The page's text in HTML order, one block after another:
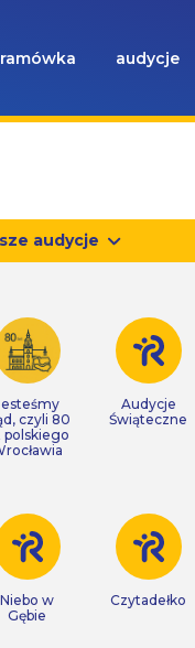
ramówka audycje
audycje
czyli 80
polskiego
Audycje
Świąteczne
Niebo w
Gębie
Czytadełko